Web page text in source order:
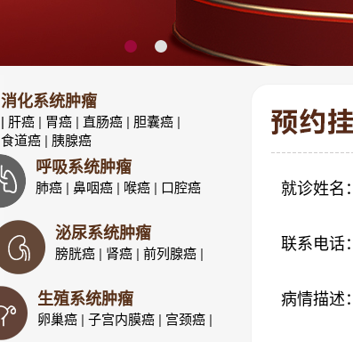
消化系统肿瘤
| 肝癌 | 胃癌 | 直肠癌 | 胆囊癌 |
食道癌 | 胰腺癌
呼吸系统肿瘤
肺癌 | 鼻咽癌 | 喉癌 | 口腔癌
泌尿系统肿瘤
膀胱癌 | 肾癌 | 前列腺癌 |
生殖系统肿瘤
卵巢癌 | 子宫内膜癌 | 宫颈癌 |
就诊姓名：
联系电话：
病情描述：